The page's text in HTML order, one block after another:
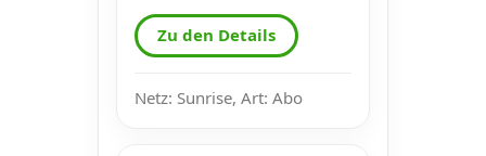
Zu den Details
Netz: Sunrise, Art: Abo